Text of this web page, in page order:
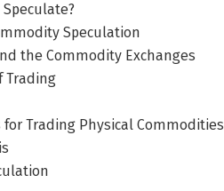
Speculate?
Speculation
the Commodity Exchanges
Trading
for Trading Physical Commodities